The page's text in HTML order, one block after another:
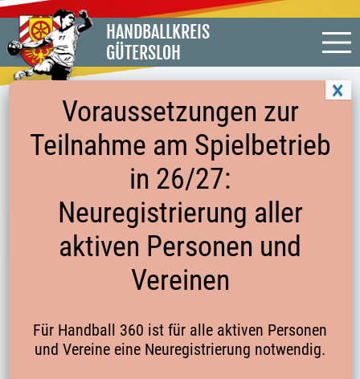
HANDBALLKREIS
GÜTERSLOH
BASISBEOBACHTUNG
Hier geht es zum Meldebogen
Startseite
Kontakte
Voraussetzungen zur
Teilnahme am Spielbetrieb
in 26/27:
Neuregistrierung aller
aktiven Personen und
Vereinen
Für Handball 360 ist für alle aktiven Personen
und Vereine eine Neuregistrierung notwendig.